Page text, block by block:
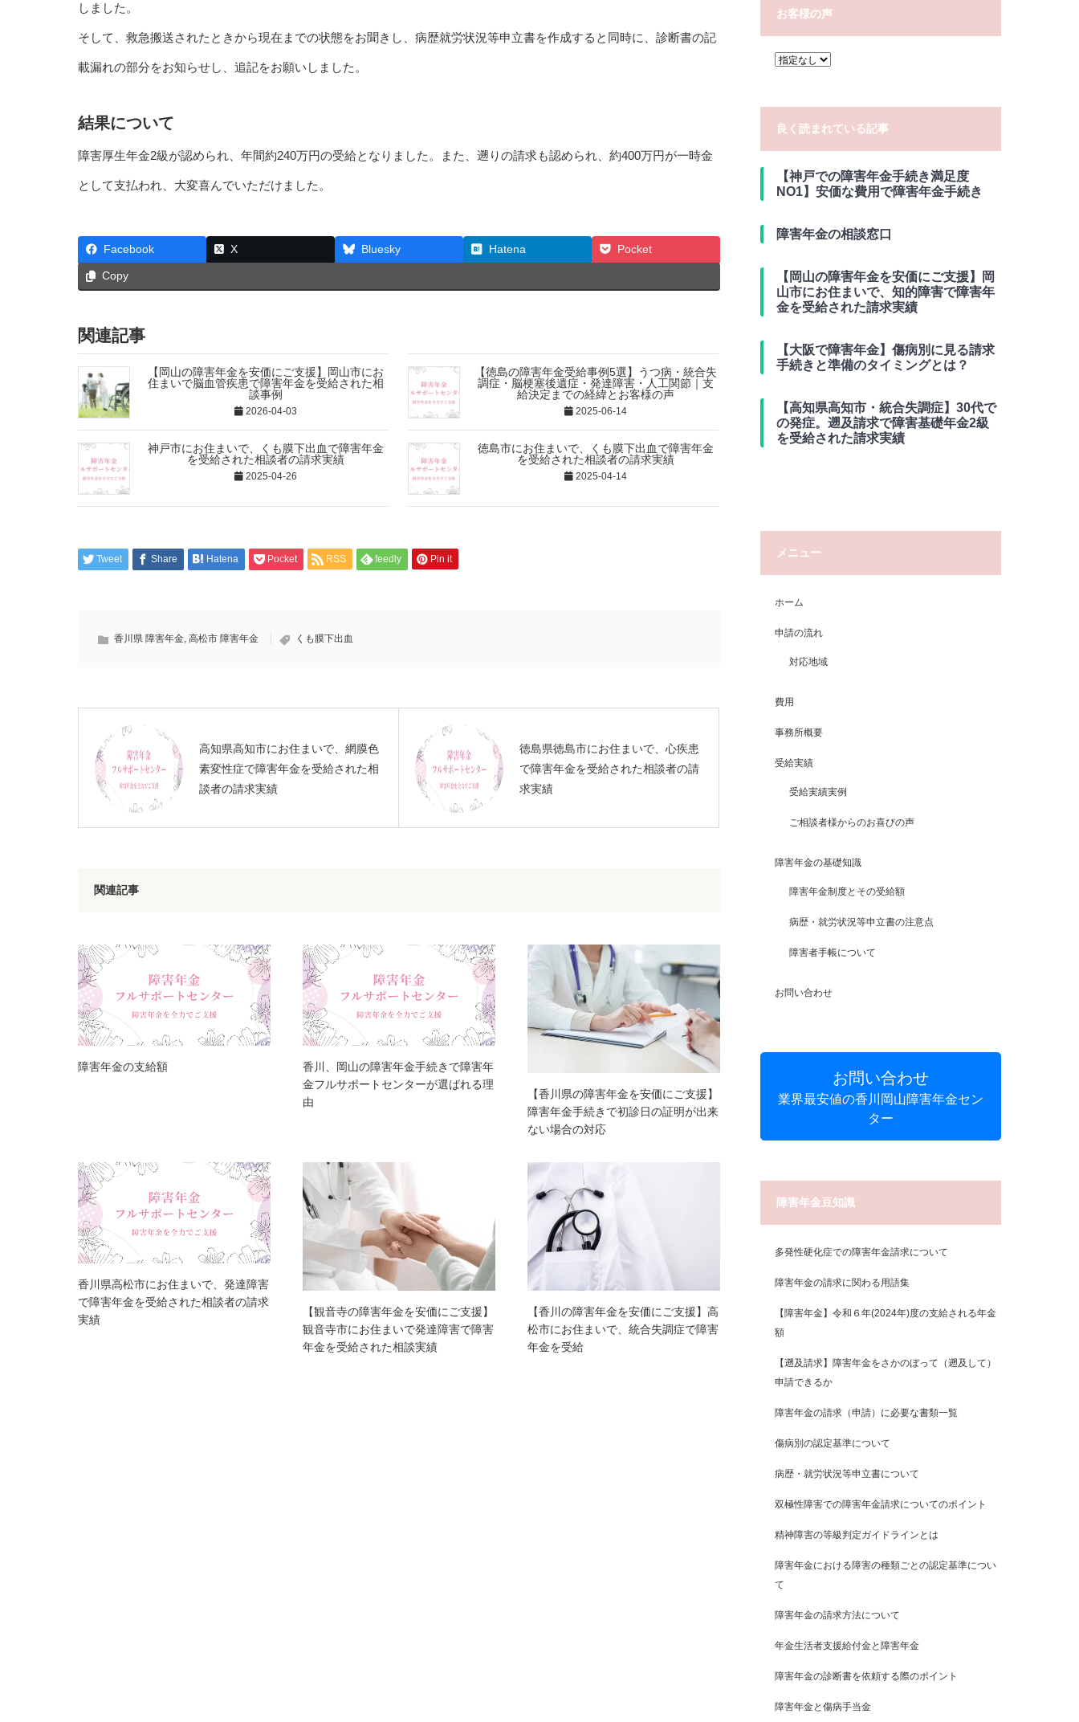
しました。
そして、救急搬送されたときから現在までの状態をお聞きし、病歴就労状況等申立書を作成すると同時に、診断書の記
載漏れの部分をお知らせし、追記をお願いしました。
結果について
障害厚生年金2級が認められ、年間約240万円の受給となりました。また、遡りの請求も認められ、約400万円が一時金
として支払われ、大変喜んでいただけました。
Facebook X Bluesky Hatena Pocket
Copy
関連記事
【岡山の障害年金を安価にご支援】岡山市にお
住まいで脳血管疾患で障害年金を受給された相
談事例
2026-04-03
【徳島の障害年金受給事例5選】うつ病・統合失
調症・脳梗塞後遺症・発達障害・人工関節｜支
給決定までの経緯とお客様の声
2025-06-14
神戸市にお住まいで、くも膜下出血で障害年金
を受給された相談者の請求実績
2025-04-26
徳島市にお住まいで、くも膜下出血で障害年金
を受給された相談者の請求実績
2025-04-14
Tweet Share Hatena Pocket RSS feedly Pin it
香川県 障害年金, 高松市 障害年金 くも膜下出血
高知県高知市にお住まいで、網膜色
素変性症で障害年金を受給された相
談者の請求実績
徳島県徳島市にお住まいで、心疾患
で障害年金を受給された相談者の請
求実績
関連記事
障害年金の支給額
香川、岡山の障害年金手続きで障害年
金フルサポートセンターが選ばれる理
由
【香川県の障害年金を安価にご支援】
障害年金手続きで初診日の証明が出来
ない場合の対応
香川県高松市にお住まいで、発達障害
で障害年金を受給された相談者の請求
実績
【観音寺の障害年金を安価にご支援】
観音寺市にお住まいで発達障害で障害
年金を受給された相談実績
【香川の障害年金を安価にご支援】高
松市にお住まいで、統合失調症で障害
年金を受給
お客様の声
良く読まれている記事
【神戸での障害年金手続き満足度
NO1】安価な費用で障害年金手続き
障害年金の相談窓口
【岡山の障害年金を安価にご支援】岡
山市にお住まいで、知的障害で障害年
金を受給された請求実績
【大阪で障害年金】傷病別に見る請求
手続きと準備のタイミングとは？
【高知県高知市・統合失調症】30代で
の発症。遡及請求で障害基礎年金2級
を受給された請求実績
メニュー
ホーム
申請の流れ
対応地域
費用
事務所概要
受給実績
受給実績実例
ご相談者様からのお喜びの声
障害年金の基礎知識
障害年金制度とその受給額
病歴・就労状況等申立書の注意点
障害者手帳について
お問い合わせ
お問い合わせ
業界最安値の香川岡山障害年金セン
ター
障害年金豆知識
多発性硬化症での障害年金請求について
障害年金の請求に関わる用語集
【障害年金】令和６年(2024年)度の支給される年金
額
【遡及請求】障害年金をさかのぼって（遡及して）
申請できるか
障害年金の請求（申請）に必要な書類一覧
傷病別の認定基準について
病歴・就労状況等申立書について
双極性障害での障害年金請求についてのポイント
精神障害の等級判定ガイドラインとは
障害年金における障害の種類ごとの認定基準につい
て
障害年金の請求方法について
年金生活者支援給付金と障害年金
障害年金の診断書を依頼する際のポイント
障害年金と傷病手当金